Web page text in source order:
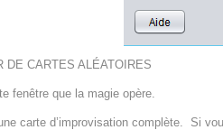
DE CARTES ALÉATOIRES
fenêtre que la magie opère.
carte d’improvisation complète. Si